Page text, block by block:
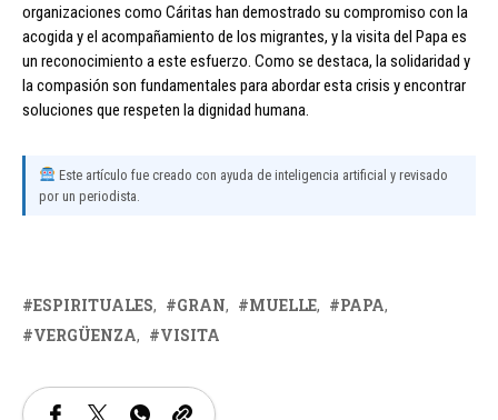
organizaciones como Cáritas han demostrado su compromiso con la
acogida y el acompañamiento de los migrantes, y la visita del Papa es
un reconocimiento a este esfuerzo. Como se destaca, la solidaridad y
la compasión son fundamentales para abordar esta crisis y encontrar
soluciones que respeten la dignidad humana.
Este artículo fue creado con ayuda de inteligencia artificial y revisado
por un periodista.
ESPIRITUALES GRAN MUELLE
PAPA
VERGÜENZA
VISITA